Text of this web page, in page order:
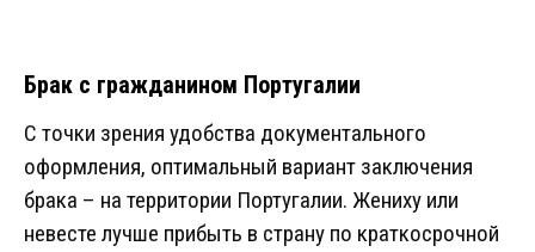
Брак с гражданином Португалии
С точки зрения удобства документального
оформления, оптимальный вариант заключения
брака – на территории Португалии. Жениху или
невесте лучше прибыть в страну по краткосрочной